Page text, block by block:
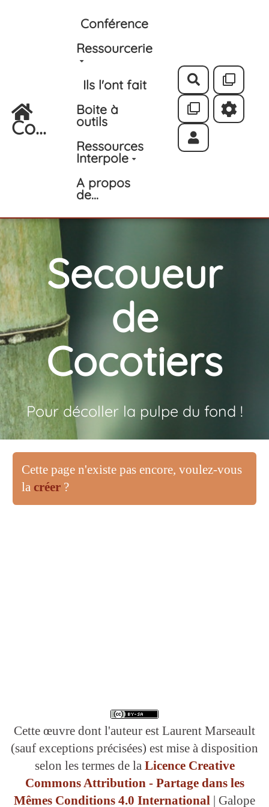
Aller au contenu principal
Co...
Conférence
Ressourcerie
Ils l'ont fait
Boite à
outils
Ressources
Interpole
A propos
de...
Rechercher
Secoueur
de
Cocotiers
Pour décoller la pulpe du fond !
Cette page n'existe pas encore, voulez-vous
la créer ?
Cette œuvre dont l'auteur est Laurent Marseault
(sauf exceptions précisées) est mise à disposition
selon les termes de la Licence Creative
Commons Attribution - Partage dans les
Mêmes Conditions 4.0 International | Galope